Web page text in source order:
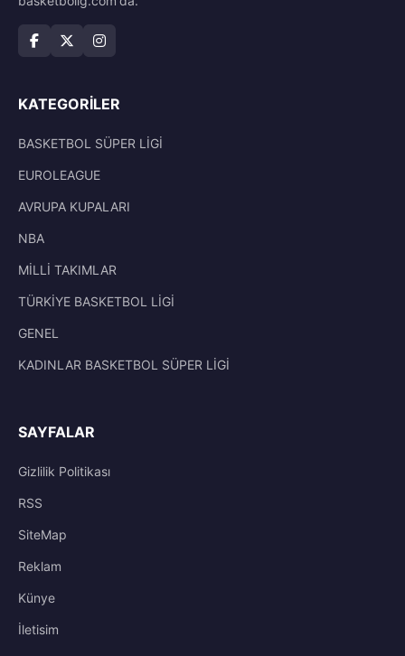
KATEGORILER
BASKETBOL SÜPER LİGİ
EUROLEAGUE
AVRUPA KUPALARI
NBA
MİLLİ TAKIMLAR
TÜRKİYE BASKETBOL LİGİ
GENEL
KADINLAR BASKETBOL SÜPER LİGİ
SAYFALAR
Gizlilik Politikası
RSS
SiteMap
Reklam
Künye
İletisim